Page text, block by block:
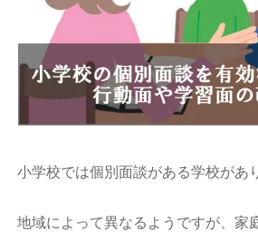
小学校では個別面談がある学校があ
地域によって異なるようですが、家